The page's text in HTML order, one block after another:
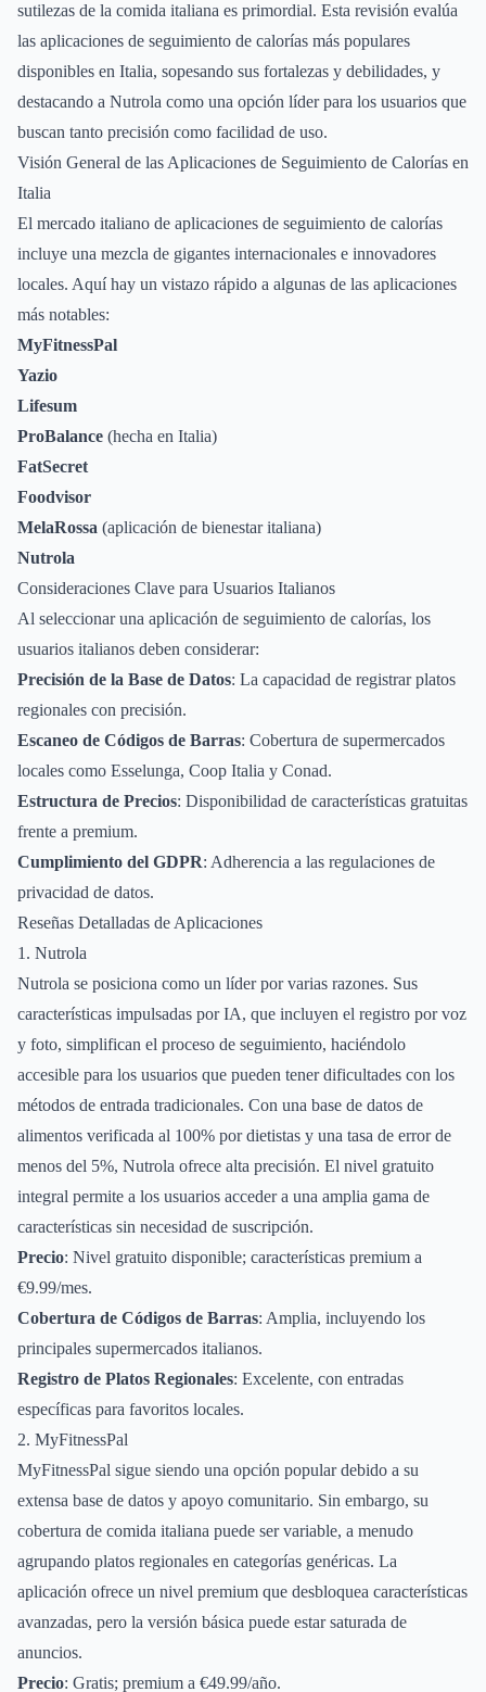
sutilezas de la comida italiana es primordial. Esta revisión evalúa
las aplicaciones de seguimiento de calorías más populares
disponibles en Italia, sopesando sus fortalezas y debilidades, y
destacando a Nutrola como una opción líder para los usuarios que
buscan tanto precisión como facilidad de uso.
Visión General de las Aplicaciones de Seguimiento de Calorías en
Italia
El mercado italiano de aplicaciones de seguimiento de calorías
incluye una mezcla de gigantes internacionales e innovadores
locales. Aquí hay un vistazo rápido a algunas de las aplicaciones
más notables:
MyFitnessPal
Yazio
Lifesum
ProBalance (hecha en Italia)
FatSecret
Foodvisor
MelaRossa (aplicación de bienestar italiana)
Nutrola
Consideraciones Clave para Usuarios Italianos
Al seleccionar una aplicación de seguimiento de calorías, los
usuarios italianos deben considerar:
Precisión de la Base de Datos: La capacidad de registrar platos
regionales con precisión.
Escaneo de Códigos de Barras: Cobertura de supermercados
locales como Esselunga, Coop Italia y Conad.
Estructura de Precios: Disponibilidad de características gratuitas
frente a premium.
Cumplimiento del GDPR: Adherencia a las regulaciones de
privacidad de datos.
Reseñas Detalladas de Aplicaciones
1. Nutrola
Nutrola se posiciona como un líder por varias razones. Sus
características impulsadas por IA, que incluyen el registro por voz
y foto, simplifican el proceso de seguimiento, haciéndolo
accesible para los usuarios que pueden tener dificultades con los
métodos de entrada tradicionales. Con una base de datos de
alimentos verificada al 100% por dietistas y una tasa de error de
menos del 5%, Nutrola ofrece alta precisión. El nivel gratuito
integral permite a los usuarios acceder a una amplia gama de
características sin necesidad de suscripción.
Precio: Nivel gratuito disponible; características premium a
€9.99/mes.
Cobertura de Códigos de Barras: Amplia, incluyendo los
principales supermercados italianos.
Registro de Platos Regionales: Excelente, con entradas
específicas para favoritos locales.
2. MyFitnessPal
MyFitnessPal sigue siendo una opción popular debido a su
extensa base de datos y apoyo comunitario. Sin embargo, su
cobertura de comida italiana puede ser variable, a menudo
agrupando platos regionales en categorías genéricas. La
aplicación ofrece un nivel premium que desbloquea características
avanzadas, pero la versión básica puede estar saturada de
anuncios.
Precio: Gratis; premium a €49.99/año.